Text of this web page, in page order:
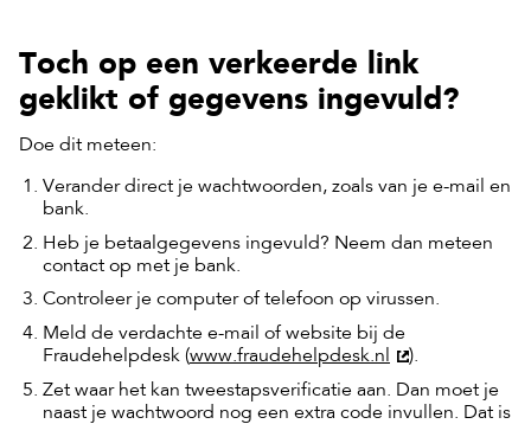
Toch op een verkeerde link
geklikt of gegevens ingevuld?
Doe dit meteen:
Verander direct je wachtwoorden, zoals van je e-mail en
bank.
Heb je betaalgegevens ingevuld? Neem dan meteen
contact op met je bank.
Controleer je computer of telefoon op virussen.
Meld de verdachte e-mail of website bij de
Fraudehelpdesk (www.fraudehelpdesk.nl
).
Zet waar het kan tweestapsverificatie aan. Dan moet je
naast je wachtwoord nog een extra code invullen. Dat is